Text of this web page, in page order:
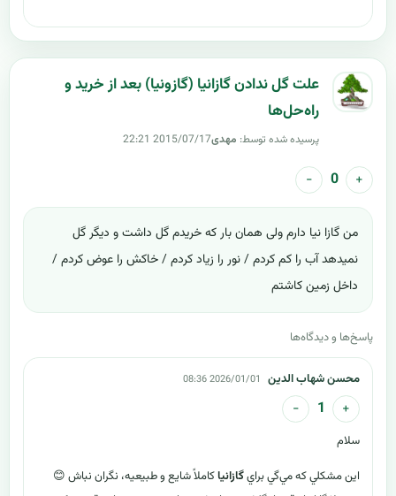
علت گل ندادن گازانیا (گازونیا) بعد از خرید و
راه‌حل‌ها
پرسیده شده توسط: مهدی2015/07/17 22:21
+
0
−
من گازا نیا دارم ولی همان بار که خریدم گل داشت و دیگر گل
نمیدهد آب را کم کردم / نور را زیاد کردم / خاکش را عوض کردم /
داخل زمین کاشتم
پاسخ‌ها و دیدگاه‌ها
محسن شهاب الدین 2026/01/01 08:36
+
1
−
سلام
اين مشکلي که مي‌گي برايگازانياکاملاً شايع و طبيعيه، نگران نباش 😊